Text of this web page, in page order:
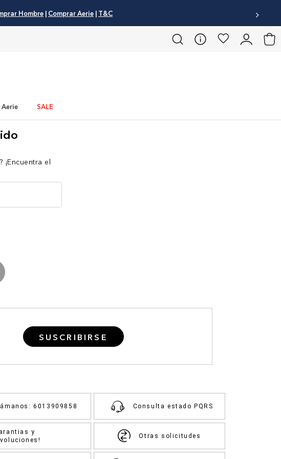
Hombre | Comprar Aerie | T&C
Aerie SALE
el
SUSCRIBIRSE
6013909858 Consulta estado PQRS
y
Otras solicitudes